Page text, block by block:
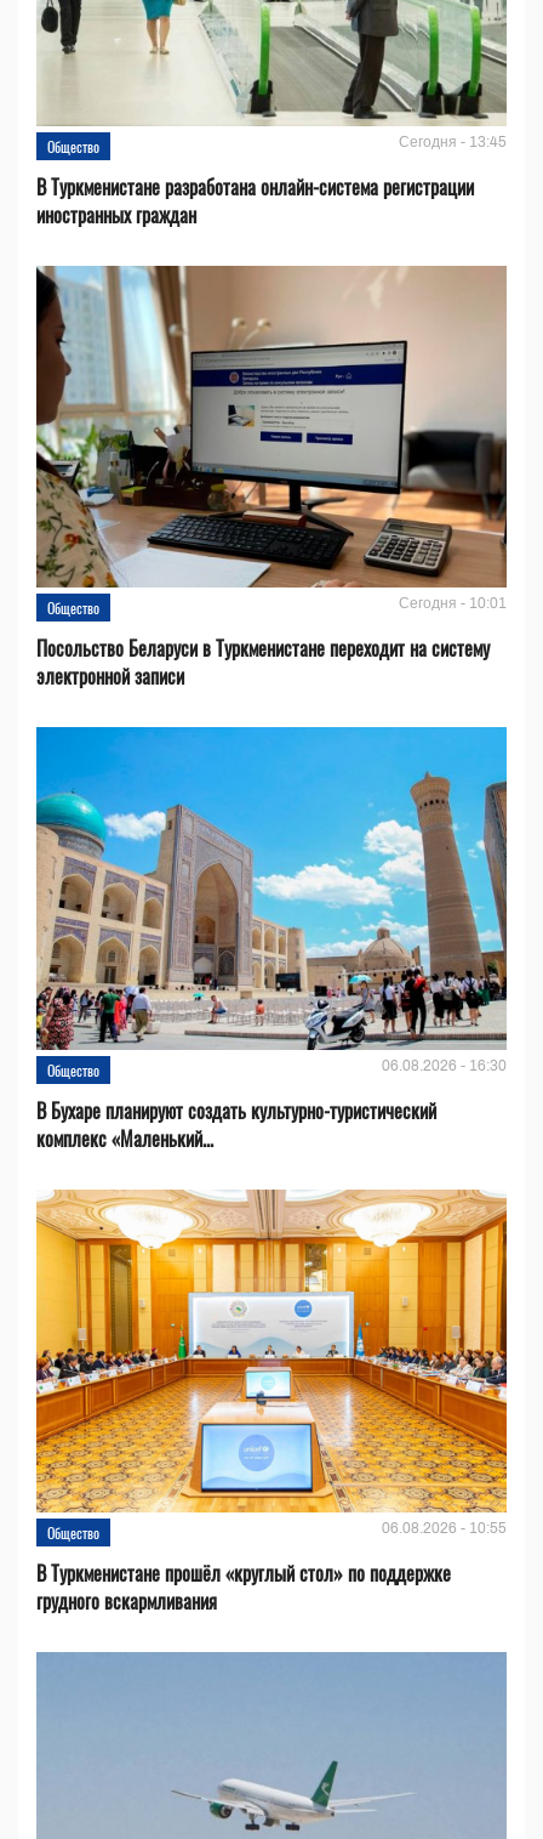
Общество Сегодня - 13:45
В Туркменистане разработана онлайн-система регистрации
иностранных граждан
Общество Сегодня - 10:01
Посольство Беларуси в Туркменистане переходит на систему
электронной записи
Общество 06.08.2026 - 16:30
В Бухаре планируют создать культурно-туристический
комплекс «Маленький...
Общество 06.08.2026 - 10:55
В Туркменистане прошёл «круглый стол» по поддержке
грудного вскармливания